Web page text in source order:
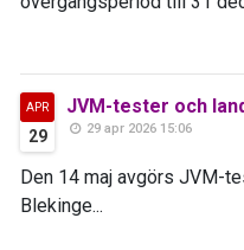
APR
29
JVM-tester och
29 apr 2026 15:06
Den 14 maj avgörs JVM-
Blekinge...